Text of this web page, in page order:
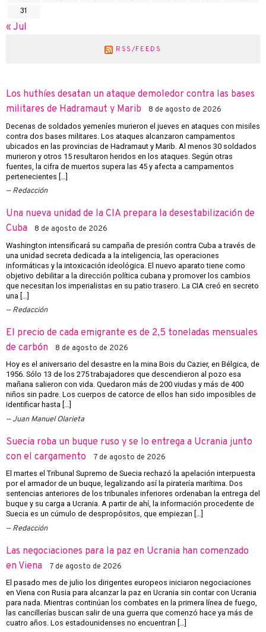
31
« Jul
RSS/FEEDS
Los huthíes desatan un ataque demoledor contra las bases
militares de Hadramaut y Marib
8 de agosto de 2026
Decenas de soldados yemeníes murieron el jueves en ataques con misiles
contra dos bases militares. Los ataques alcanzaron campamentos
ubicados en las provincias de Hadramaut y Marib. Al menos 30 soldados
murieron y otros 15 resultaron heridos en los ataques. Según otras
fuentes, la cifra de muertos supera las 45 y afecta a campamentos
pertenecientes […]
Redacción
Una nueva unidad de la CIA prepara la desestabilización de
Cuba
8 de agosto de 2026
Washington intensificará su campaña de presión contra Cuba a través de
una unidad secreta dedicada a la inteligencia, las operaciones
informáticas y la intoxicación ideológica. El nuevo aparato tiene como
objetivo debilitar a la dirección política cubana y promover los cambios
que necesitan los imperialistas en su patio trasero. La CIA creó en secreto
una […]
Redacción
El precio de cada emigrante es de 2,5 toneladas mensuales
de carbón
8 de agosto de 2026
Hoy es el aniversario del desastre en la mina Bois du Cazier, en Bélgica, de
1956. Sólo 13 de los 275 trabajadores que descendieron al pozo esa
mañana salieron con vida. Quedaron más de 200 viudas y más de 400
niños sin padre. Los cuerpos de catorce de ellos han sido imposibles de
identificar hasta […]
Juan Manuel Olarieta
Suecia roba un buque ruso y se lo entrega a Ucrania junto
con el cargamento
7 de agosto de 2026
El martes el Tribunal Supremo de Suecia rechazó la apelación interpuesta
por el armador de un buque, legalizando así la piratería marítima. Dos
sentencias anteriores de los tribunales inferiores ordenaban la entrega del
buque y su carga a Ucrania. A partir de ahí, la información procedente de
Suecia es un cúmulo de despropósitos, que empiezan […]
Redacción
Las negociaciones para la paz en Ucrania han comenzado
en Viena
7 de agosto de 2026
El pasado mes de julio los dirigentes europeos iniciaron negociaciones
en Viena con Rusia para alcanzar la paz en Ucrania sin contar con Ucrania
para nada. Mientras continúan los combates en la primera línea de fuego,
las cancillerías buscan salir de una guerra que comenzó hace ya más de
cuatro años. Los estadounidenses no encuentran […]